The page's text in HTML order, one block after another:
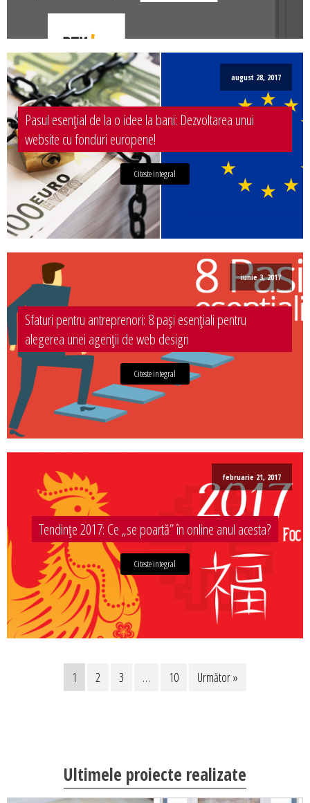
august 28, 2017
Pasul esențial de la o idee la bani: Dezvoltarea unui
website cu fonduri europene!
Citeste integral
iunie 3, 2017
Sfaturi pentru antreprenori: 8 pași esențiali pentru
alegerea unei agenții de web design
Citeste integral
februarie 21, 2017
Tendințe 2017: Ce „se poartă” în online anul acesta?
Citeste integral
1 2 3 … 10 Următor »
Ultimele proiecte realizate